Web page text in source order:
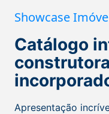
Showcase
Catálogo
Apresentação